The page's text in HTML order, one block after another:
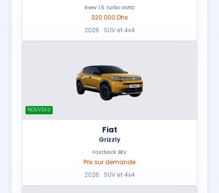
Reev 1.5 turbo IAWD
320 000 Dhs
2026 · SUV et 4x4
NOUVEAU
Fiat
Grizzly
Fastback BEV
Prix sur demande
2026 · SUV et 4x4